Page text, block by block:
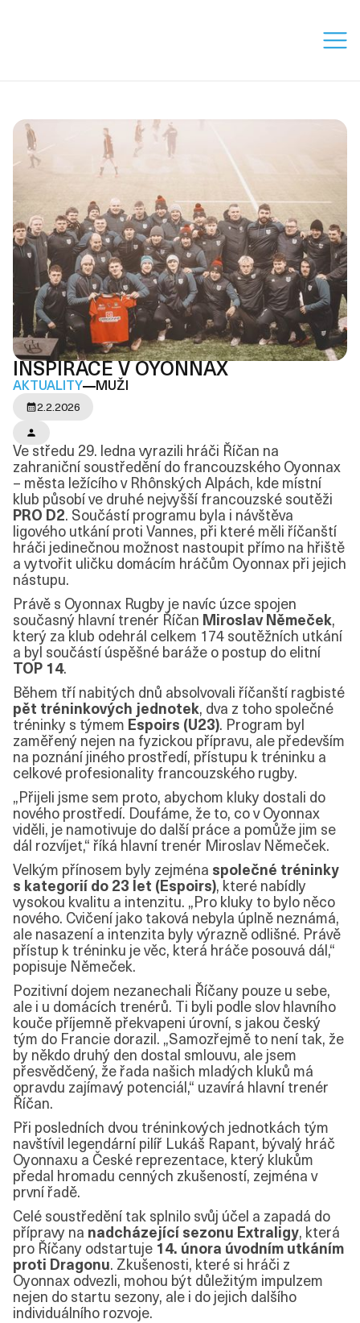
Týmy
Projekty
O Klubu
Pro trenéry
Kontakty
Sponzoři
Přihláška
INSPIRACE V OYONNAX
AKTUALITY MUŽI
2.2.2026
Ve středu 29. ledna vyrazili hráči Říčan na
zahraniční soustředění do francouzského Oyonnax
– města ležícího v Rhônských Alpách, kde místní
klub působí ve druhé nejvyšší francouzské soutěži
PRO D2. Součástí programu byla i návštěva
ligového utkání proti Vannes, při které měli říčanští
hráči jedinečnou možnost nastoupit přímo na hřiště
a vytvořit uličku domácím hráčům Oyonnax při jejich
nástupu.
Právě s Oyonnax Rugby je navíc úzce spojen
současný hlavní trenér Říčan Miroslav Němeček,
který za klub odehrál celkem 174 soutěžních utkání
a byl součástí úspěšné baráže o postup do elitní
TOP 14.
Během tří nabitých dnů absolvovali říčanští ragbisté
pět tréninkových jednotek, dva z toho společné
tréninky s týmem Espoirs (U23). Program byl
zaměřený nejen na fyzickou přípravu, ale především
na poznání jiného prostředí, přístupu k tréninku a
celkové profesionality francouzského rugby.
„Přijeli jsme sem proto, abychom kluky dostali do
nového prostředí. Doufáme, že to, co v Oyonnax
viděli, je namotivuje do další práce a pomůže jim se
dál rozvíjet,“ říká hlavní trenér Miroslav Němeček.
Velkým přínosem byly zejména společné tréninky
s kategorií do 23 let (Espoirs), které nabídly
vysokou kvalitu a intenzitu. „Pro kluky to bylo něco
nového. Cvičení jako taková nebyla úplně neznámá,
ale nasazení a intenzita byly výrazně odlišné. Právě
přístup k tréninku je věc, která hráče posouvá dál,“
popisuje Němeček.
Pozitivní dojem nezanechali Říčany pouze u sebe,
ale i u domácích trenérů. Ti byli podle slov hlavního
kouče příjemně překvapeni úrovní, s jakou český
tým do Francie dorazil. „Samozřejmě to není tak, že
by někdo druhý den dostal smlouvu, ale jsem
přesvědčený, že řada našich mladých kluků má
opravdu zajímavý potenciál,“ uzavírá hlavní trenér
Říčan.
Při posledních dvou tréninkových jednotkách tým
navštívil legendární pilíř Lukáš Rapant, bývalý hráč
Oyonnaxu a České reprezentace, který klukům
předal hromadu cenných zkušeností, zejména v
první řadě.
Celé soustředění tak splnilo svůj účel a zapadá do
přípravy na nadcházející sezonu Extraligy, která
pro Říčany odstartuje 14. února úvodním utkáním
proti Dragonu. Zkušenosti, které si hráči z
Oyonnax odvezli, mohou být důležitým impulzem
nejen do startu sezony, ale i do jejich dalšího
individuálního rozvoje.